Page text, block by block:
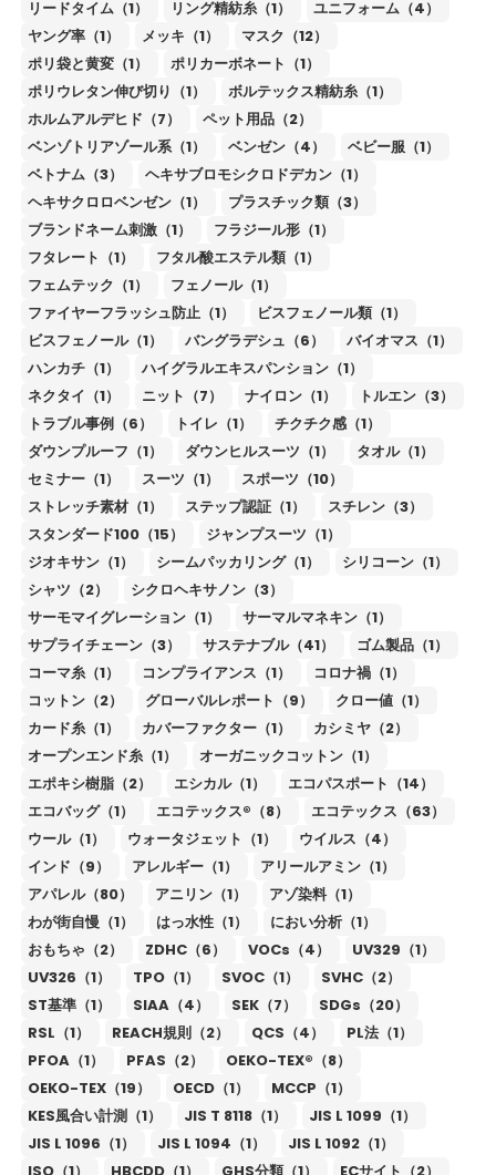
リードタイム（1） リング精紡糸（1）
ユニフォーム（4）
ヤング率（1）
メッキ（1）
マスク（12）
ポリ袋と黄変（1）
ポリカーボネート（1）
ポリウレタン伸び切り（1）
ボルテックス精紡糸（1）
ホルムアルデヒド（7）
ペット用品（2）
ベンゾトリアゾール系（1）
ベンゼン（4）
ベビー服（1）
ベトナム（3）
ヘキサブロモシクロドデカン（1）
ヘキサクロロベンゼン（1）
プラスチック類（3）
ブランドネーム刺激（1）
フラジール形（1）
フタレート（1）
フタル酸エステル類（1）
フェムテック（1）
フェノール（1）
ファイヤーフラッシュ防止（1）
ビスフェノール類（1）
ビスフェノール（1）
バングラデシュ（6）
バイオマス（1）
ハンカチ（1）
ハイグラルエキスパンション（1）
ネクタイ（1）
ニット（7） ナイロン（1）
トルエン（3）
トラブル事例（6）
トイレ（1）
チクチク感（1）
ダウンプルーフ（1）
ダウンヒルスーツ（1）
タオル（1）
セミナー（1）
スーツ（1）
スポーツ（10）
ストレッチ素材（1）
ステップ認証（1）
スチレン（3）
スタンダード100（15）
ジャンプスーツ（1）
ジオキサン（1）
シームパッカリング（1）
シリコーン（1）
シャツ（2）
シクロヘキサノン（3）
サーモマイグレーション（1）
サーマルマネキン（1）
サプライチェーン（3）
サステナブル（41）
ゴム製品（1）
コーマ糸（1）
コンプライアンス（1）
コロナ禍（1）
コットン（2）
グローバルレポート（9）
クロー値（1）
カード糸（1）
カバーファクター（1）
カシミヤ（2）
オープンエンド糸（1）
オーガニックコットン（1）
エポキシ樹脂（2）
エシカル（1）
エコパスポート（14）
エコバッグ（1）
エコテックス®（8）
エコテックス（63）
ウール（1）
ウォータジェット（1）
ウイルス（4）
インド（9）
アレルギー（1）
アリールアミン（1）
アパレル（80）
アニリン（1）
アゾ染料（1）
わが街自慢（1）
はっ水性（1）
におい分析（1）
おもちゃ（2）
ZDHC（6） VOCs（4）
UV329（1）
UV326（1）
TPO（1） SVOC（1）
SVHC（2）
ST基準（1）
SIAA（4） SEK（7）
SDGs（20）
RSL（1）
REACH規則（2） QCS（4）
PL法（1）
PFOA（1）
PFAS（2）
OEKO-TEX®（8）
OEKO-TEX（19）
OECD（1）
MCCP（1）
KES風合い計測（1）
JIS T 8118（1）
JIS L 1099（1）
JIS L 1096（1）
JIS L 1094（1）
JIS L 1092（1）
ISO（1）
HBCDD（1） GHS分類（1）
ECサイト（2）